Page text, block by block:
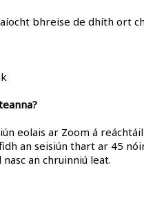
bhreise de dhíth ort
eolais ar Zoom á
an seisiún thart ar 45
an chruinniú leat.